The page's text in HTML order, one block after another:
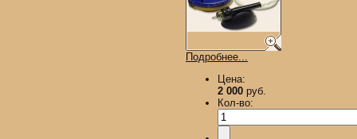
Подробнее...
Цена:
2 000 руб.
Кол-во: